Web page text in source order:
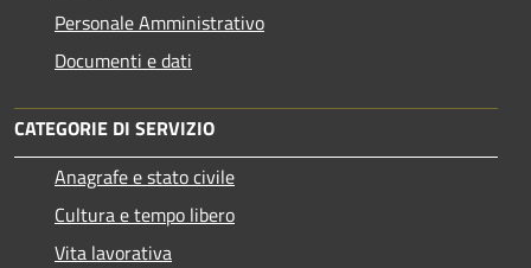
Personale Amministrativo
Documenti e dati
CATEGORIE DI SERVIZIO
Anagrafe e stato civile
Cultura e tempo libero
Vita lavorativa